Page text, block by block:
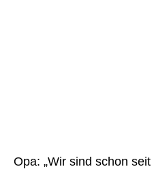
Opa: „Wir sind schon